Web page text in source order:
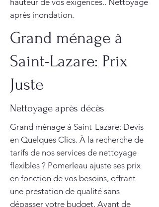
hauteur de vos exigences.. Nettoyage
après inondation.
Grand ménage à
Saint-Lazare: Prix
Juste
Nettoyage après décès
Grand ménage à Saint-Lazare: Devis
en Quelques Clics. À la recherche de
tarifs de nos services de nettoyage
flexibles ? Pomerleau ajuste ses prix
en fonction de vos besoins, offrant
une prestation de qualité sans
dépasser votre budget. Avant de